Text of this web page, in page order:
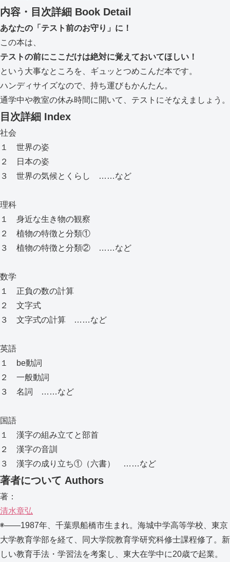
内容・目次詳細 Book Detail
あなたの「テスト前のお守り」に！
この本は、
テストの前にここだけは絶対に覚えておいてほしい！
という大事なところを、ギュッとつめこんだ本です。
ハンディサイズなので、持ち運びもかんたん。
通学中や教室の休み時間に開いて、テストにそなえましょう。
目次詳細 Index
社会
１ 世界の姿
２ 日本の姿
３ 世界の気候とくらし ……など
理科
１ 身近な生き物の観察
２ 植物の特徴と分類①
３ 植物の特徴と分類② ……など
数学
１ 正負の数の計算
２ 文字式
３ 文字式の計算 ……など
英語
１ be動詞
２ 一般動詞
３ 名詞 ……など
国語
１ 漢字の組み立てと部首
２ 漢字の音訓
３ 漢字の成り立ち①（六書） ……など
著者について Authors
著：
清水章弘
◉――1987年、千葉県船橋市生まれ。海城中学高等学校、東京
大学教育学部を経て、同大学院教育学研究科修士課程修了。新
しい教育手法・学習法を考案し、東大在学中に20歳で起業。